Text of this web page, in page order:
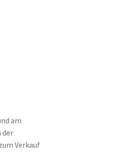
am
der
Verkauf